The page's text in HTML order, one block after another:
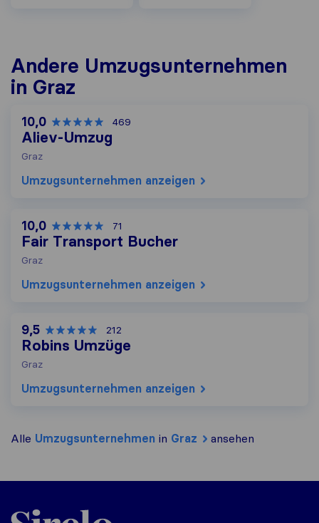
Andere Umzugs​unternehmen
in Graz
10,0 469
Aliev-Umzug
Graz
Umzugs​unternehmen anzeigen
10,0 71
Fair Transport Bucher
Graz
Umzugs​unternehmen anzeigen
9,5 212
Robins Umzüge
Graz
Umzugs​unternehmen anzeigen
Alle Umzugs​unternehmen in Graz ansehen
Sirelo.at